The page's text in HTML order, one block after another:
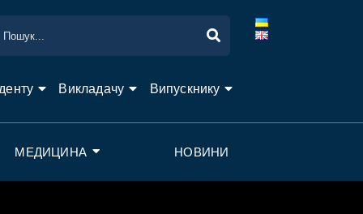
Викладачу Випускнику
МЕДИЦИНА НОВИНИ